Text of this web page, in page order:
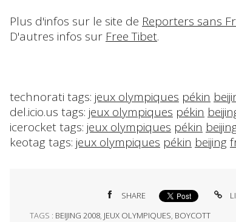
Plus d'infos sur le site de Reporters sans
D'autres infos sur Free Tibet.
technorati tags: jeux olympiques pékin
del.icio.us tags: jeux olympiques pékin
icerocket tags: jeux olympiques pékin
keotag tags: jeux olympiques pékin beijing
SHARE
TAGS : BEIJING 2008, JEUX OLYMPIQUES, BOYCOTT